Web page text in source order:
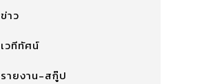
ข่าว
เวทีทัศน์
รายงาน-สกู๊ป